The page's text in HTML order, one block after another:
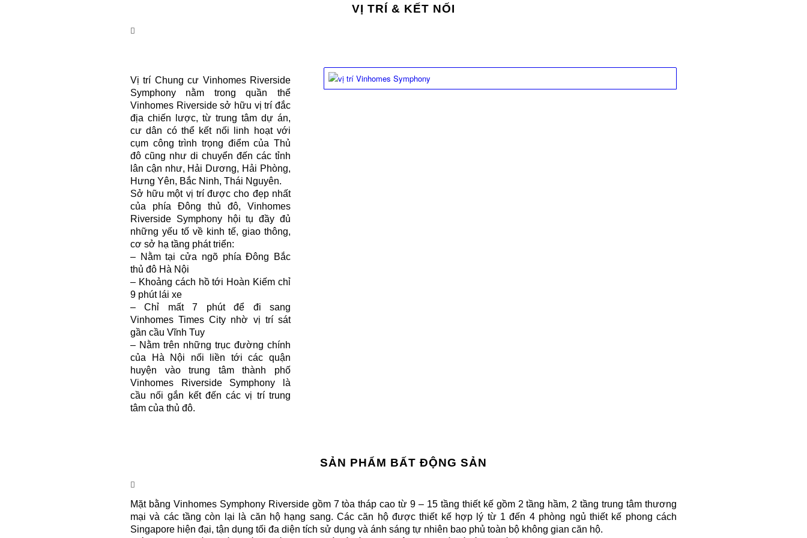
VỊ TRÍ & KẾT NỐI
Vị trí Chung cư Vinhomes Riverside
Symphony nằm trong quần thể
Vinhomes Riverside sở hữu vị trí đắc
địa chiến lược, từ trung tâm dự án,
cư dân có thể kết nối linh hoạt với
cụm công trình trọng điểm của Thủ
đô cũng như di chuyển đến các tỉnh
lân cận như, Hải Dương, Hải Phòng,
Hưng Yên, Bắc Ninh, Thái Nguyên.
Sở hữu một vị trí được cho đẹp nhất
của phía Đông thủ đô, Vinhomes
Riverside Symphony hội tụ đầy đủ
những yếu tố về kinh tế, giao thông,
cơ sở hạ tầng phát triển:
– Nằm tại cửa ngõ phía Đông Bắc
thủ đô Hà Nội
– Khoảng cách hồ tới Hoàn Kiếm chỉ
9 phút lái xe
– Chỉ mất 7 phút để đi sang
Vinhomes Times City nhờ vị trí sát
gần cầu Vĩnh Tuy
– Nằm trên những trục đường chính
của Hà Nội nối liền tới các quận
huyện vào trung tâm thành phố
Vinhomes Riverside Symphony là
cầu nối gắn kết đến các vị trí trung
tâm của thủ đô.
SẢN PHẨM BẤT ĐỘNG SẢN
Mặt bằng Vinhomes Symphony Riverside gồm 7 tòa tháp cao từ 9 – 15 tầng thiết kế gồm 2 tầng hầm, 2 tầng trung tâm thương
mại và các tầng còn lại là căn hộ hạng sang. Các căn hộ được thiết kế hợp lý từ 1 đến 4 phòng ngủ thiết kế phong cách
Singapore hiện đại, tận dụng tối đa diện tích sử dụng và ánh sáng tự nhiên bao phủ toàn bộ không gian căn hộ.